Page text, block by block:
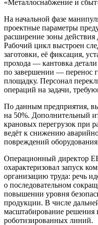
«Металлоснабжение и
На начальной фазе
проектные параметры
расширение зоны действия
Рабочий цикл выстроен
заготовки, её фиксация,
прохода — кантовка
по завершении — перенос
площадку. Персонал
операций на задачи,
По данным предприятия,
на 50%. Дополнительный
крановых перегрузок при
ведёт к снижению
повреждений
Операционный директор
охарактеризовал запуск
организацию труда: речь
о последовательном
повышении уровня
продукции. В числе
масштабирование решения
роботизированных линий.